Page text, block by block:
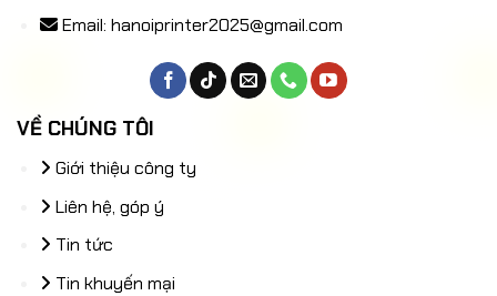
Email: hanoiprinter2025@gmail.com
VỀ CHÚNG TÔI
Giới thiệu công ty
Liên hệ, góp ý
Tin tức
Tin khuyến mại